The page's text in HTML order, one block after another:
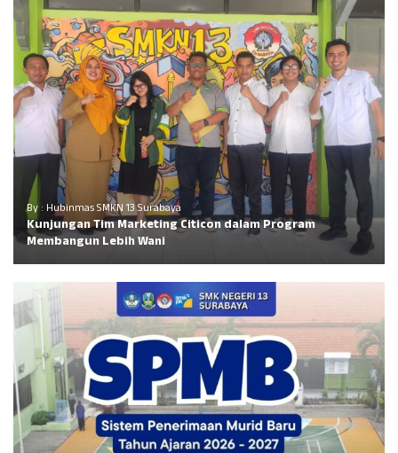
By : Hubinmas SMKN 13 Surabaya
Kunjungan Tim Marketing Citicon dalam Program
Membangun Lebih Wani